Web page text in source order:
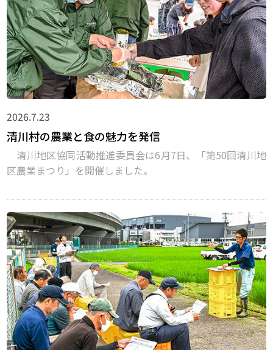
2026.7.23
清川村の農業と食の魅力を発信
清川地区協同活動推進委員会は6月7日、「第50回清川地
区農業まつり」を開催しました。